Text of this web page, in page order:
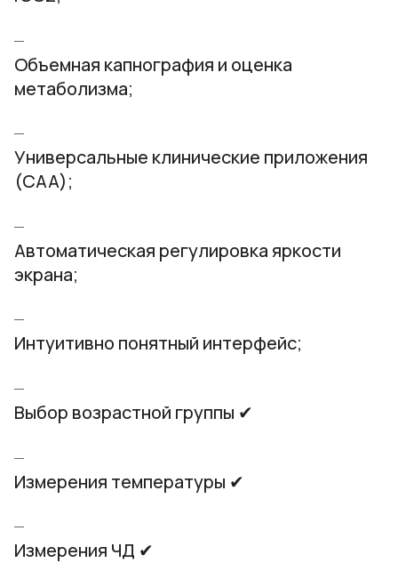
Объемная капнография и оценка
метаболизма;
Универсальные клинические приложения
(CAA);
Автоматическая регулировка яркости
экрана;
Интуитивно понятный интерфейс;
Выбор возрастной группы ✔
Измерения температуры ✔
Измерения ЧД ✔